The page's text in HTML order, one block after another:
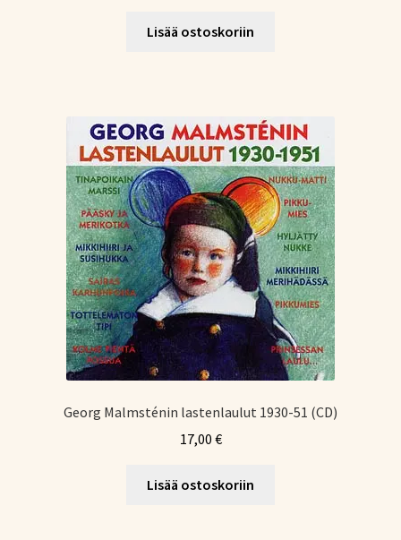
oli:
on:
Lisää ostoskoriin
Georg Malmsténin lastenlaulut 1930-51 (CD)
17,00 €
Lisää ostoskoriin